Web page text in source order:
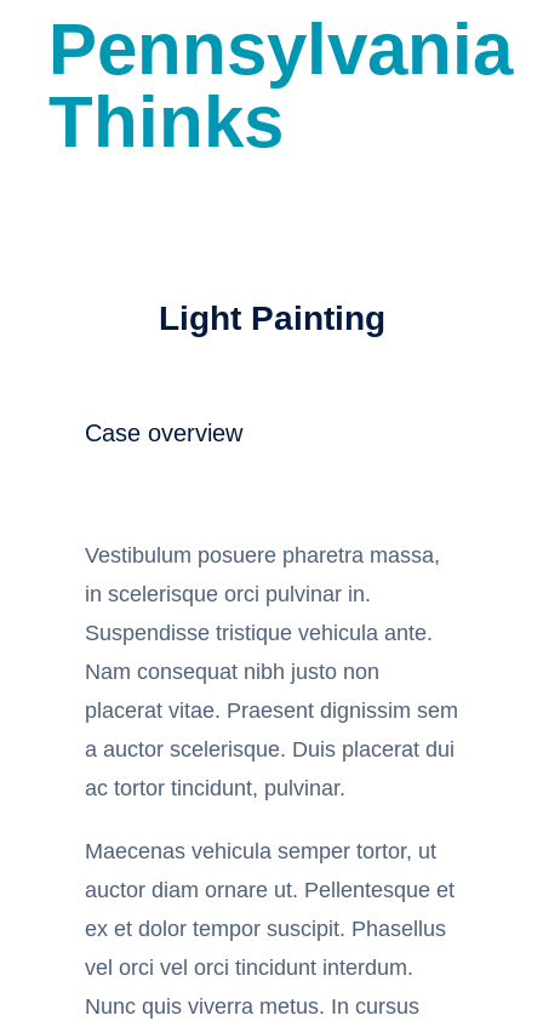
Pennsylvania
Thinks
Light Painting
Case overview
Vestibulum posuere pharetra massa,
in scelerisque orci pulvinar in.
Suspendisse tristique vehicula ante.
Nam consequat nibh justo non
placerat vitae. Praesent dignissim sem
a auctor scelerisque. Duis placerat dui
ac tortor tincidunt, pulvinar.
Maecenas vehicula semper tortor, ut
auctor diam ornare ut. Pellentesque et
ex et dolor tempor suscipit. Phasellus
vel orci vel orci tincidunt interdum.
Nunc quis viverra metus. In cursus